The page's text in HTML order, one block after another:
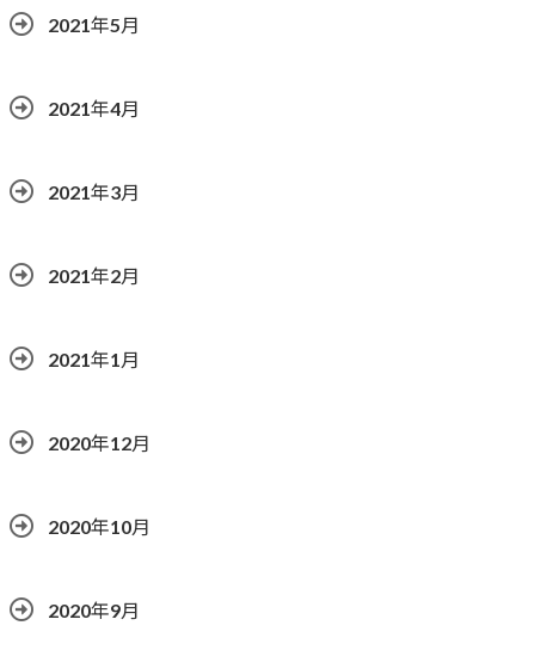
2021年5月
2021年4月
2021年3月
2021年2月
2021年1月
2020年12月
2020年10月
2020年9月